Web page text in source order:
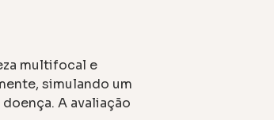
multifocal e
simulando um
A avaliação